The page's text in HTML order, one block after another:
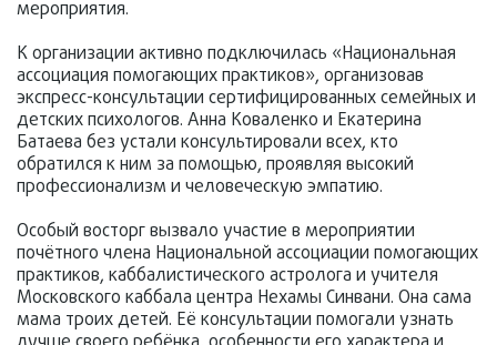
мероприятия.
К организации активно подключилась «Национальная
ассоциация помогающих практиков», организовав
экспресс-консультации сертифицированных семейных и
детских психологов. Анна Коваленко и Екатерина
Батаева без устали консультировали всех, кто
обратился к ним за помощью, проявляя высокий
профессионализм и человеческую эмпатию.
Особый восторг вызвало участие в мероприятии
почётного члена Национальной ассоциации помогающих
практиков, каббалистического астролога и учителя
Московского каббала центра Нехамы Синвани. Она сама
мама троих детей. Её консультации помогали узнать